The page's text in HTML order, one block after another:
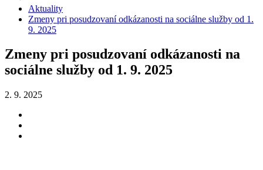
Aktuality
Zmeny pri posudzovaní odkázanosti na sociálne služby od 1.
9. 2025
Zmeny pri posudzovaní odkázanosti na
sociálne služby od 1. 9. 2025
2. 9. 2025